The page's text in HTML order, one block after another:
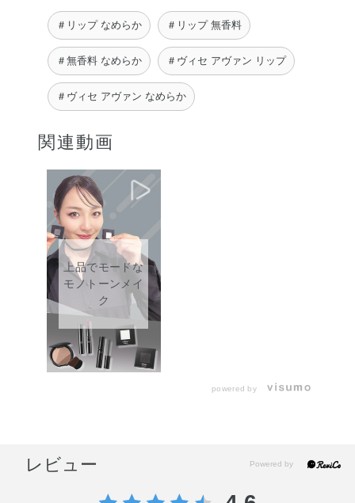
＃リップ なめらか ＃リップ 無香料
＃無香料 なめらか ＃ヴィセ アヴァン リップ
＃ヴィセ アヴァン なめらか
関連動画
上品でモードな
モノトーンメイ
ク
powered by
レビュー